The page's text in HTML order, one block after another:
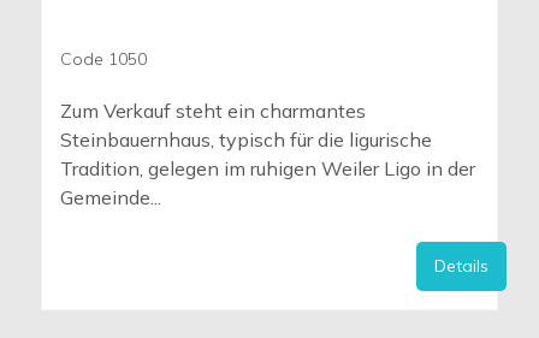
Code 1050
Zum Verkauf steht ein charmantes
Steinbauernhaus, typisch für die ligurische
Tradition, gelegen im ruhigen Weiler Ligo in der
Gemeinde...
Details